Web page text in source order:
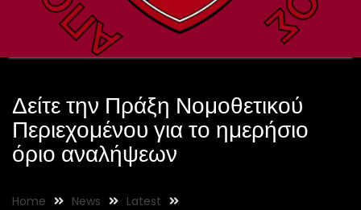
Δείτε την Πράξη Νομοθετικού
Περιεχομένου για το ημερήσιο
όριο αναλήψεων
Home News
Latest